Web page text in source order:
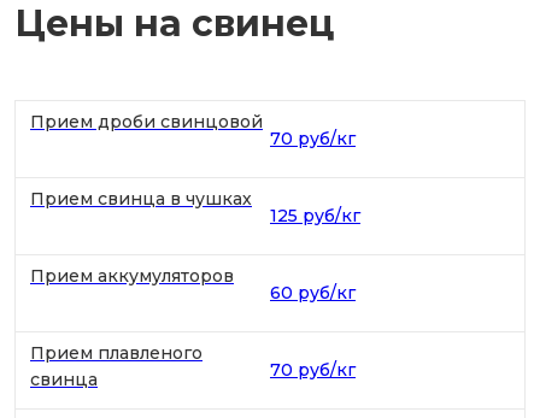
Цены на свинец
Прием дроби свинцовой
70 руб/кг
Прием свинца в чушках
125 руб/кг
Прием аккумуляторов
60 руб/кг
Прием плавленого
свинца
70 руб/кг